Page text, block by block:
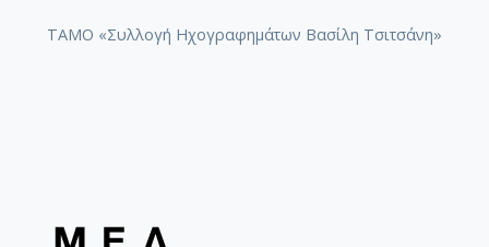
ΤΑΜΟ «Συλλογή Ηχογραφημάτων Βασίλη Τσιτσάνη»